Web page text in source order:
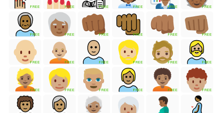
FREE FREE FREE FREE FREE FREE
FREE FREE FREE FREE FREE FREE
FREE FREE FREE FREE FREE FREE
FREE FREE FREE FREE FREE FREE